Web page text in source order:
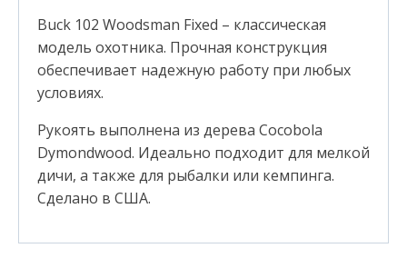
Buck 102 Woodsman Fixed – классическая
модель охотника. Прочная конструкция
обеспечивает надежную работу при любых
условиях.
Рукоять выполнена из дерева Cocobola
Dymondwood. Идеально подходит для мелкой
дичи, а также для рыбалки или кемпинга.
Сделано в США.